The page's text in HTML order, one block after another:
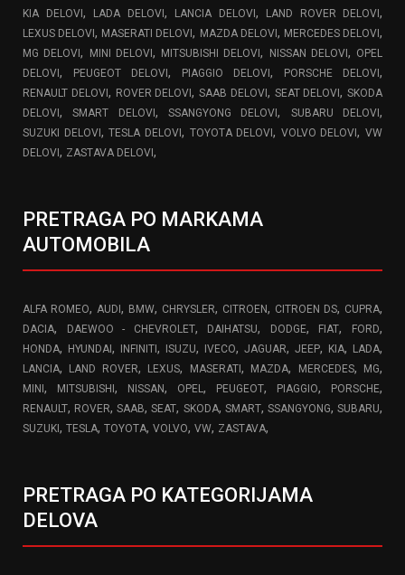
KIA DELOVI , LADA DELOVI , LANCIA DELOVI , LAND ROVER DELOVI ,
LEXUS DELOVI, MASERATI DELOVI, MAZDA DELOVI , MERCEDES DELOVI,
MG DELOVI, MINI DELOVI , MITSUBISHI DELOVI, NISSAN DELOVI , OPEL
DELOVI , PEUGEOT DELOVI , PIAGGIO DELOVI , PORSCHE DELOVI ,
RENAULT DELOVI , ROVER DELOVI, SAAB DELOVI , SEAT DELOVI, SKODA
DELOVI ,SMART DELOVI ,SSANGYONG DELOVI, SUBARU DELOVI,
SUZUKI DELOVI ,TESLA DELOVI , TOYOTA DELOVI, VOLVO DELOVI, VW
DELOVI , ZASTAVA DELOVI ,
PRETRAGA PO MARKAMA
AUTOMOBILA
ALFA ROMEO, AUDI , BMW, CHRYSLER, CITROEN, CITROEN DS, CUPRA,
DACIA, DAEWOO - CHEVROLET, DAIHATSU, DODGE, FIAT, FORD,
HONDA, HYUNDAI , INFINITI , ISUZU, IVECO, JAGUAR, JEEP, KIA, LADA,
LANCIA, LAND ROVER, LEXUS, MASERATI , MAZDA, MERCEDES, MG,
MINI , MITSUBISHI , NISSAN, OPEL, PEUGEOT, PIAGGIO, PORSCHE,
RENAULT, ROVER,SAAB,SEAT, SKODA, SMART, SSANGYONG,SUBARU,
SUZUKI , TESLA, TOYOTA, VOLVO, VW, ZASTAVA,
PRETRAGA PO KATEGORIJAMA
DELOVA